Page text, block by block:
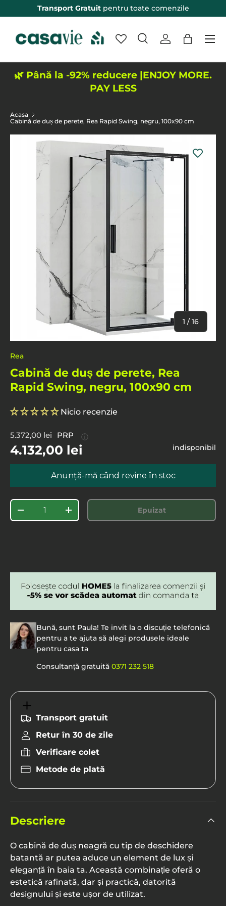
Sari peste
Transport Gratuitpentru toate comenzile
Eticheta de intrare
CautareLogheaza-te
Sacosa
Meniu
🌿 Până la -92% reducere |ENJOY MORE.
PAY LESS
Acasa
Cabină de duș de perete, Rea Rapid Swing, negru, 100x90 cm
1 /De
16
Rea
Cabină de duș de perete, Rea
Rapid Swing, negru, 100x90 cm
Nicio recenzie
4.132,00 lei
5.372,00 lei PRP
ⓘ
indisponibil
Anunță-mă când revine în stoc
Cantitate
-
+ Epuizat
Bună, sunt Paula! Te invit la o discuție telefonică
pentru a te ajuta să alegi produsele ideale
pentru casa ta
Consultanță gratuită 0371 232 518
Transport gratuit
Retur în 30 de zile
Verificare colet
Metode de plată
mailul de confirmare a comenzii.
carduri de credit BT, Alpha Bank, Garanti,
Credit Europe, BRD Finance.
Rate prin TBI Bank– finanțare în până la
60 de luni, aprobare rapidă online.
Descriere
O cabină de duș neagră cu tip de deschidere
batantă ar putea aduce un element de lux și
eleganță în baia ta. Această combinație oferă o
estetică rafinată, dar și practică, datorită
designului și este ușor de utilizat.